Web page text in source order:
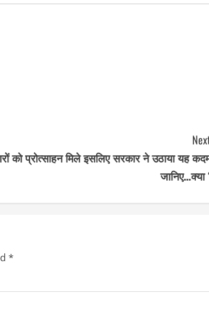
को प्रोत्साहन मिले इसलिए सरकार ने उठाया यह
जानिए…क्या
*